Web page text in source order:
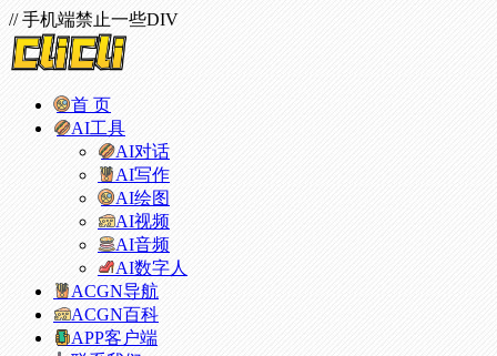
// 手机端禁止一些DIV
首 页
AI工具
AI对话
AI写作
AI绘图
AI视频
AI音频
AI数字人
ACGN导航
ACGN百科
APP客户端